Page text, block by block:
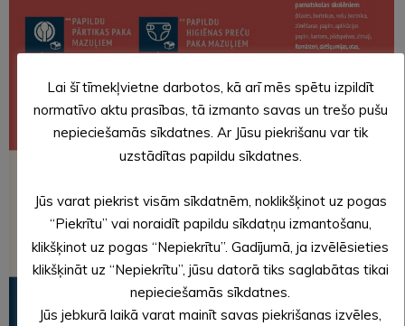
Lai šī tīmekļvietne darbotos, kā arī mēs spētu izpildīt
normatīvo aktu prasības, tā izmanto savas un trešo pušu
nepieciešamās sīkdatnes. Ar Jūsu piekrišanu var tik
uzstādītas papildu sīkdatnes.
Jūs varat piekrist visām sīkdatnēm, noklikšķinot uz pogas
“Piekrītu” vai noraidīt papildu sīkdatņu izmantošanu,
klikšķinot uz pogas “Nepiekrītu”. Gadījumā, ja izvēlēsieties
klikšķināt uz “Nepiekrītu”, jūsu datorā tiks saglabātas tikai
nepieciešamās sīkdatnes.
Jūs jebkurā laikā varat mainīt savas piekrišanas izvēles,